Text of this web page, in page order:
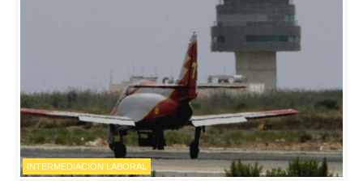
INTERMEDIACIÓN LABORAL